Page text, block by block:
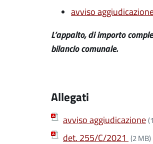
avviso
L’appalto, di importo
bilancio comunale.
Allegati
avviso aggiudicazione
det. 255/C/2021 (2 MB)